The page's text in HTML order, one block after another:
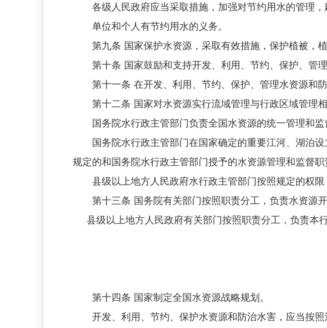
各级人民政府应当采取措施，加强对节约用水的管理，
单位和个人有节约用水的义务。
第九条 国家保护水资源，采取有效措施，保护植被，
第十条 国家鼓励和支持开发、利用、节约、保护、管
第十一条 在开发、利用、节约、保护、管理水资源和
第十二条 国家对水资源实行流域管理与行政区域管理相
国务院水行政主管部门负责全国水资源的统一管理和监
国务院水行政主管部门在国家确定的重要江河、湖泊设
规定的和国务院水行政主管部门授予的水资源管理和监督职
县级以上地方人民政府水行政主管部门按照规定的权限
第十三条 国务院有关部门按照职责分工，负责水资源开
县级以上地方人民政府有关部门按照职责分工，负责本
第十四条 国家制定全国水资源战略规划。
开发、利用、节约、保护水资源和防治水害，应当按照